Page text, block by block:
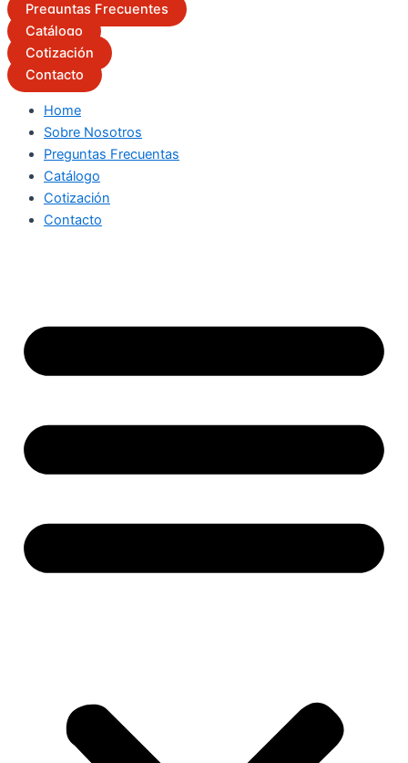
Preguntas Frecuentes
Catálogo
Cotización
Contacto
Home
Sobre Nosotros
Preguntas Frecuentas
Catálogo
Cotización
Contacto